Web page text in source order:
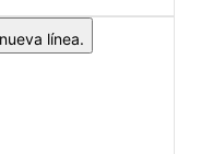
línea.